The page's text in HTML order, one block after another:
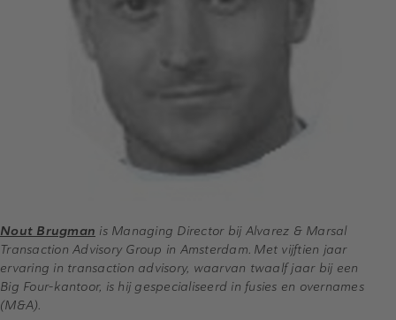
Nout Brugman is Managing Director bij Alvarez & Marsal
Transaction Advisory Group in Amsterdam. Met vijftien jaar
ervaring in transaction advisory, waarvan twaalf jaar bij een
Big Four-kantoor, is hij gespecialiseerd in fusies en overnames
(M&A).